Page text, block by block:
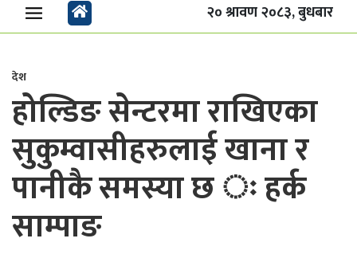
२० श्रावण २०८३, बुधबार
देश
होल्डिङ सेन्टरमा राखिएका
सुकुम्वासीहरुलाई खाना र
पानीकै समस्या छ ः हर्क
साम्पाङ